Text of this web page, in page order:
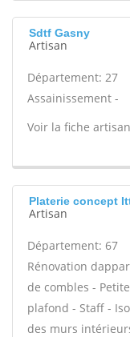
Sdtf Gasny
Artisan
Département: 27
Assainissement -
Voir la fiche
Platerie concept
Artisan
Département: 67
Rénovation
de combles -
plafond - Staff -
des murs